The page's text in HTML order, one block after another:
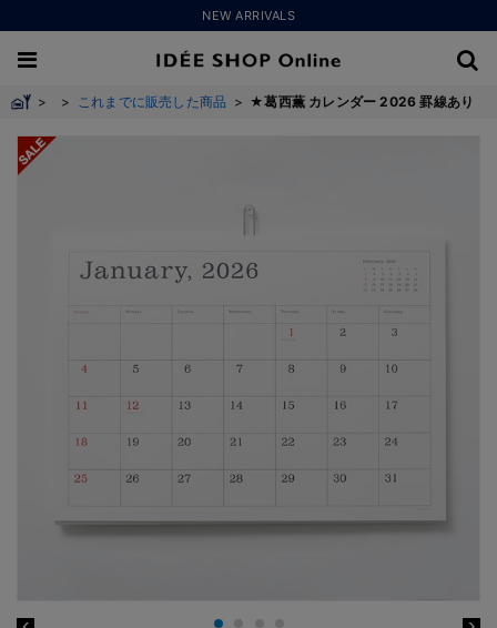
NEW ARRIVALS
> > これまでに販売した商品 > ★葛西薫 カレンダー 2026 罫線あり